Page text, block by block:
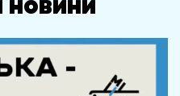
новини